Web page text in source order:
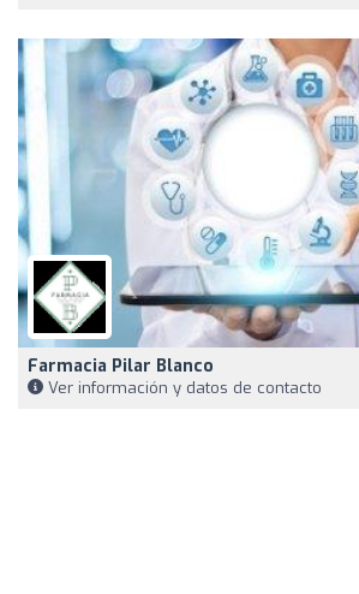
Farmacia Pilar Blanco
Ver información y datos de contacto